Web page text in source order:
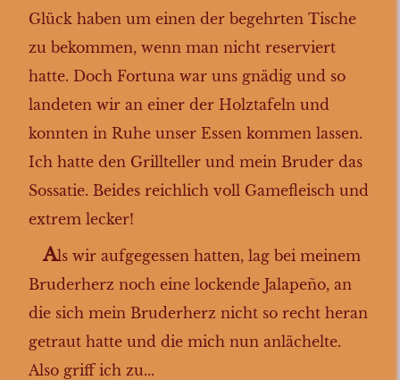
Glück haben um einen der begehrten Tische
zu bekommen, wenn man nicht reserviert
hatte. Doch Fortuna war uns gnädig und so
landeten wir an einer der Holztafeln und
konnten in Ruhe unser Essen kommen lassen.
Ich hatte den Grillteller und mein Bruder das
Sossatie. Beides reichlich voll Gamefleisch und
extrem lecker!
Als wir aufgegessen hatten, lag bei meinem
Bruderherz noch eine lockende Jalapeño, an
die sich mein Bruderherz nicht so recht heran
getraut hatte und die mich nun anlächelte.
Also griff ich zu...